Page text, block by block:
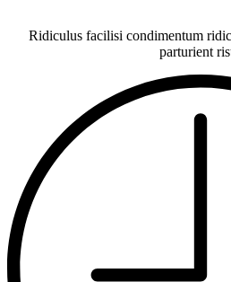
Ridiculus facilisi condimentum
parturient